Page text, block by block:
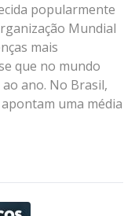
popularmente
Mundial
mais
que no mundo
ano. No Brasil,
uma média